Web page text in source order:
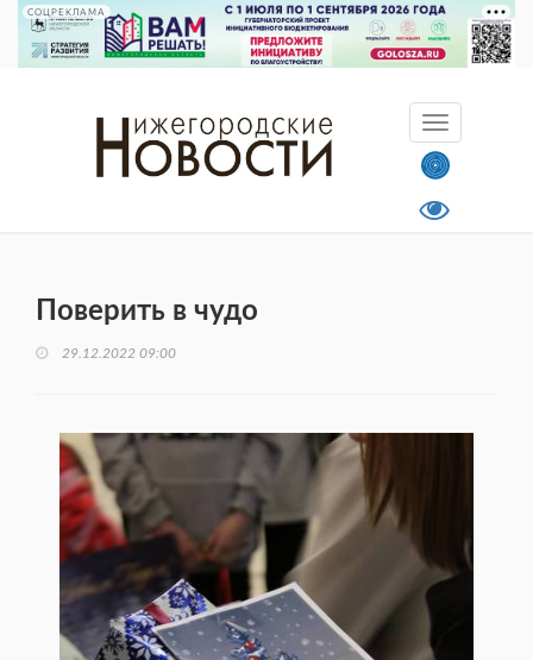
СОЦРЕКЛАМА
Поверить в чудо
29.12.2022 09:00